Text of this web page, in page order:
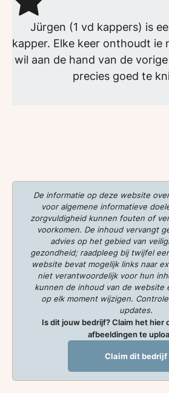
Jürgen (1 vd kappers) is
kapper. Elke keer onthoudt ie
wil aan de hand van de
precies goed te
De informatie op deze website
voor algemene informatieve
zorgvuldigheid kunnen fouten of
voorkomen. De inhoud vervangt
advies op het gebied van
gezondheid; raadpleeg bij twijfel
website bevat mogelijk links naar
niet verantwoordelijk voor hun
kunnen de inhoud van de website
op elk moment wijzigen.
updates.
Is dit jouw bedrijf? Claim het hier
afbeeldingen te
Claim dit bedrijf